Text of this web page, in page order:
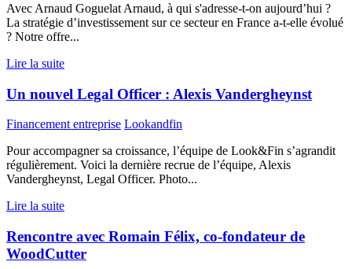
Avec Arnaud Goguelat Arnaud, à qui s'adresse-t-on aujourd’hui ?
La stratégie d’investissement sur ce secteur en France a-t-elle évolué
? Notre offre...
Lire la suite
Un nouvel Legal Officer : Alexis Vandergheynst
Financement entreprise Lookandfin
Pour accompagner sa croissance, l’équipe de Look&Fin s’agrandit
régulièrement. Voici la dernière recrue de l’équipe, Alexis
Vandergheynst, Legal Officer. Photo...
Lire la suite
Rencontre avec Romain Félix, co-fondateur de
WoodCutter